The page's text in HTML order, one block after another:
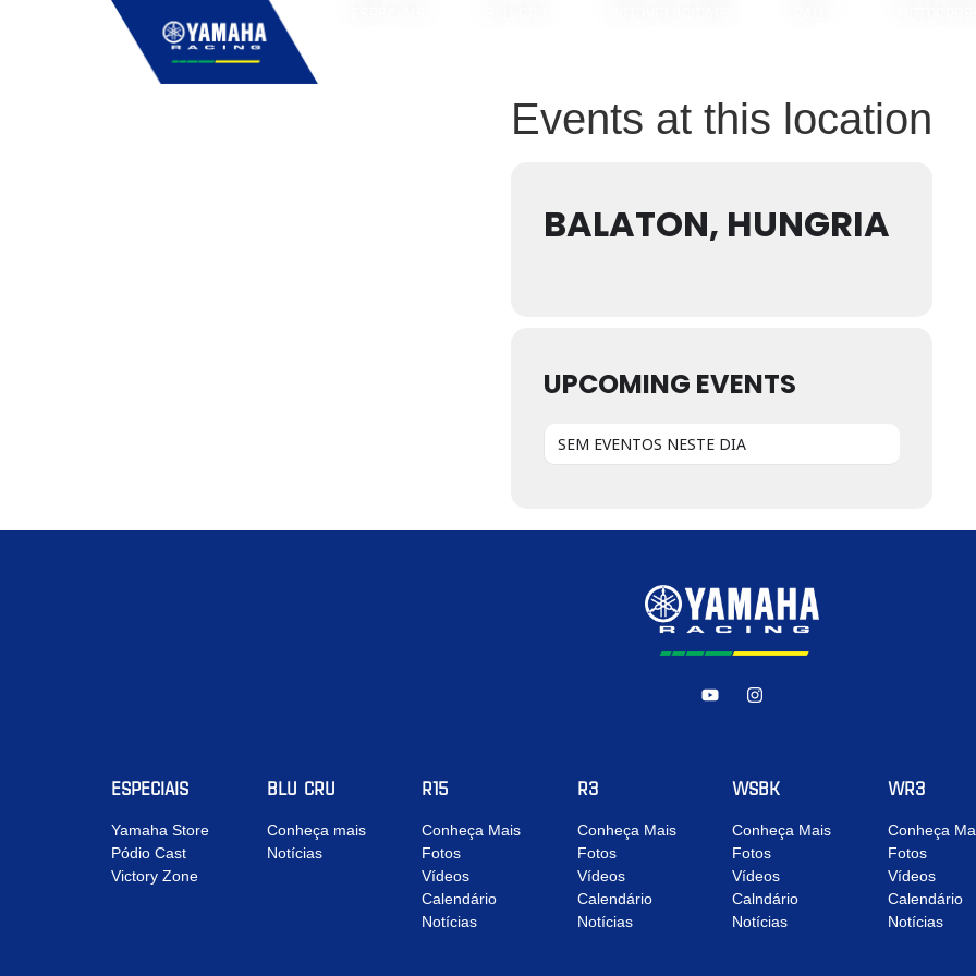
Events at this location
BALATON, HUNGRIA
UPCOMING EVENTS
SEM EVENTOS NESTE DIA
ESPECIAIS
Yamaha Store
Pódio Cast
Victory Zone
BLU CRU
Conheça mais
Notícias
R15
Conheça Mais
Fotos
Vídeos
Calendário
Notícias
R3
Conheça Mais
Fotos
Vídeos
Calendário
Notícias
WSBK
Conheça Mais
Fotos
Vídeos
Calndário
Notícias
WR3
Conheça
Fotos
Vídeos
Calendário
Notícias